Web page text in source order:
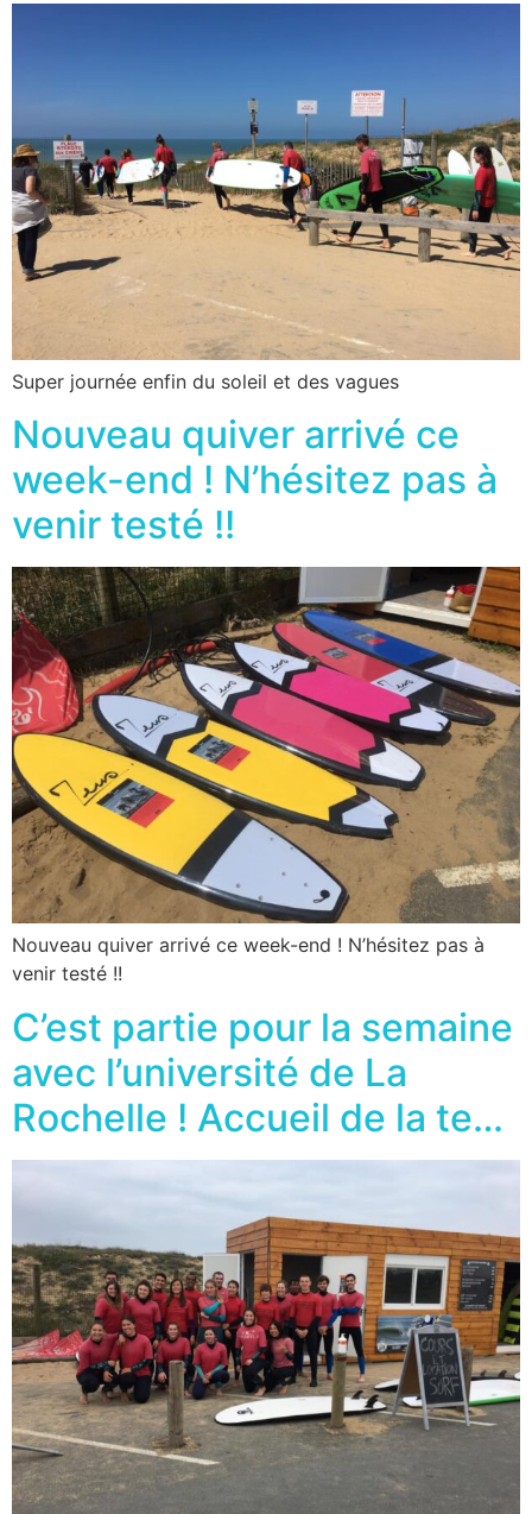
Super journée enfin du soleil et des vagues
Nouveau quiver arrivé ce
week-end ! N’hésitez pas à
venir testé !!
Nouveau quiver arrivé ce week-end ! N’hésitez pas à
venir testé !!
C’est partie pour la semaine
avec l’université de La
Rochelle ! Accueil de la te…